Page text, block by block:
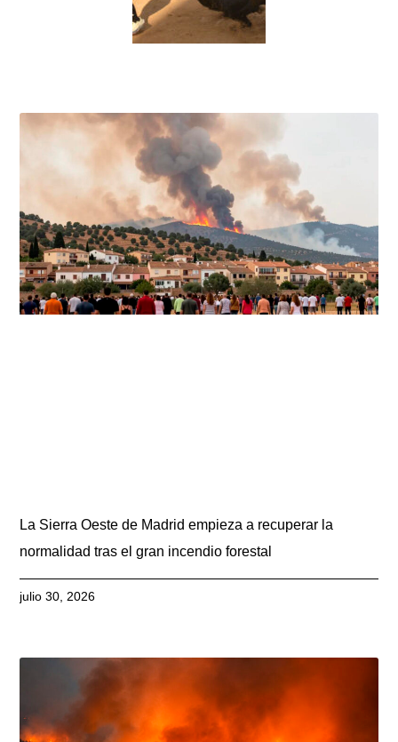
La Sierra Oeste de Madrid empieza a recuperar la
normalidad tras el gran incendio forestal
julio 30, 2026